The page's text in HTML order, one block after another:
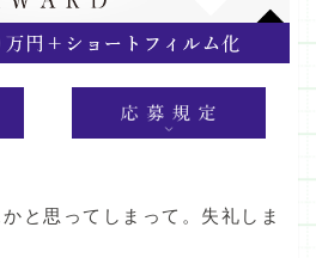
と思ってしまって。失礼しま